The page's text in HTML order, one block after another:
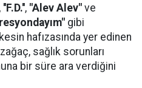
, ''F.D.'', "Alev Alev" ve
gibi
hafızasında yer edinen
sağlık sorunları
bir süre ara verdiğini